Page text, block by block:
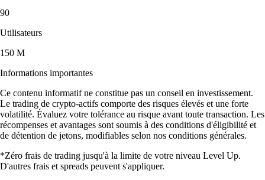
90
Utilisateurs
150 M
Informations importantes
Ce contenu informatif ne constitue pas un conseil en investissement.
Le trading de crypto-actifs comporte des risques élevés et une forte
volatilité. Évaluez votre tolérance au risque avant toute transaction. Les
récompenses et avantages sont soumis à des conditions d'éligibilité et
de détention de jetons, modifiables selon nos conditions générales.
*Zéro frais de trading jusqu'à la limite de votre niveau Level Up.
D'autres frais et spreads peuvent s'appliquer.